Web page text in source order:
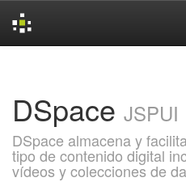
DSpace JSPUI
DSpace almacena y
tipo de contenido digital
vídeos y colecciones de